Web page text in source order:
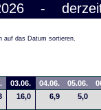
-
auf das Datum sortieren.
03.06. 04.06. 05.06.
16,0 6,9 5,0